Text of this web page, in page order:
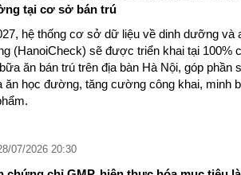
tại cơ sở bán trú
hệ thống cơ sở dữ liệu về dinh dưỡng và
(HanoiCheck) sẽ được triển khai tại 100%
ăn bán trú trên địa bàn Hà Nội, góp phần
ăn học đường, tăng cường công khai, minh
07/2026 20:30